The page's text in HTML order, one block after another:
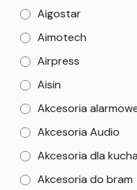
Aigostar
Aimotech
Airpress
Aisin
Akcesoria
Akcesoria Audio
Akcesoria dla
Akcesoria do bram